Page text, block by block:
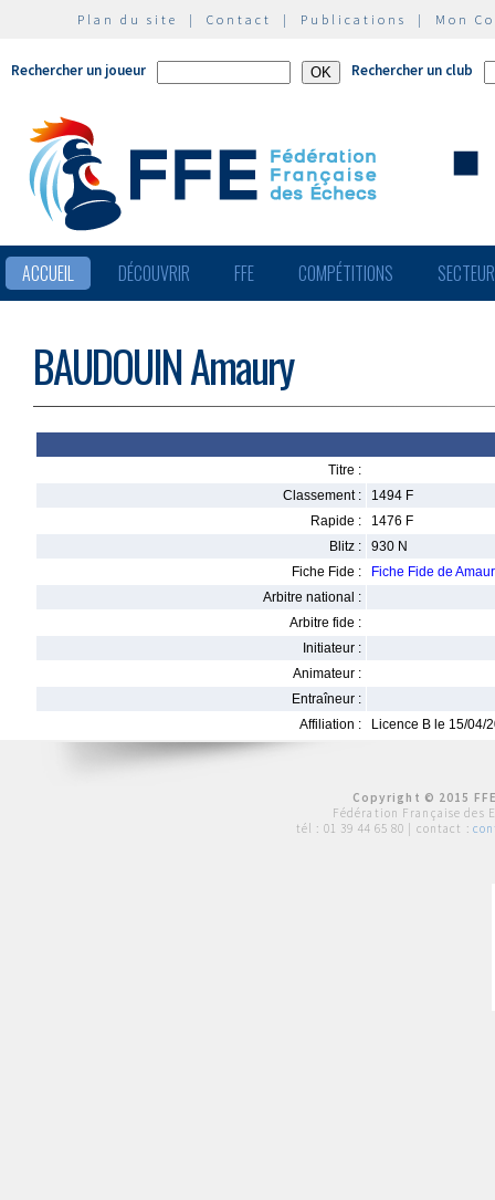
Plan du site | Contact | Publications | Mon
Rechercher un joueur Rechercher un club
ACCUEIL DÉCOUVRIR FFE COMPÉTITIONS
BAUDOUIN Amaury
Titre :
Classement :
1494 F
Rapide :
1476 F
Blitz :
930 N
Fiche Fide :
Fiche Fide de
Arbitre national :
Arbitre fide :
Initiateur :
Animateur :
Entraîneur :
Affiliation :
Licence B le 15/04/
Copyright © 2015
Fédération Française des
tél : 01 39 44 65 80 | contact :